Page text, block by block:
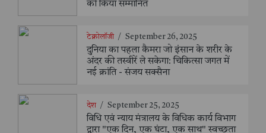
को किया सम्मानित
टेक्नोलॉजी / September 26, 2025
दुनिया का पहला कैमरा जो इंसान के शरीर के
अंदर की तस्वीरें ले सकेगा: चिकित्सा जगत में
नई क्रांति - संजय सक्सैना
देश / September 25, 2025
विधि एवं न्याय मंत्रालय के विधिक कार्य विभाग
द्वारा "एक दिन, एक घंटा, एक साथ" स्वच्छता